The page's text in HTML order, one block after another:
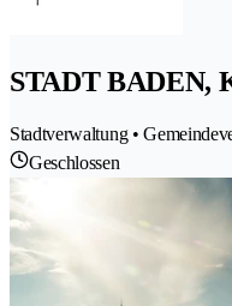
STADT BADEN,
Stadtverwaltung •
Geschlossen